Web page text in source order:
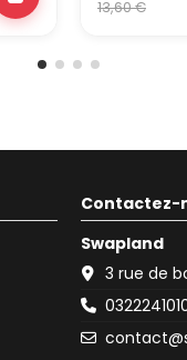
13,60 €
Contactez-
Swapland
3 rue de